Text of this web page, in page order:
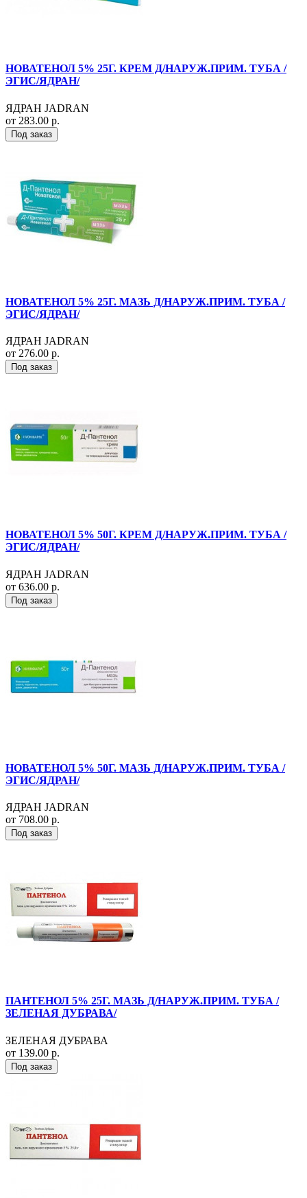
НОВАТЕНОЛ 5% 25Г. КРЕМ Д/НАРУЖ.ПРИМ. ТУБА /
ЭГИС/ЯДРАН/
ЯДРАН JADRAN
от 283.00 р.
Под заказ
НОВАТЕНОЛ 5% 25Г. МАЗЬ Д/НАРУЖ.ПРИМ. ТУБА /
ЭГИС/ЯДРАН/
ЯДРАН JADRAN
от 276.00 р.
Под заказ
НОВАТЕНОЛ 5% 50Г. КРЕМ Д/НАРУЖ.ПРИМ. ТУБА /
ЭГИС/ЯДРАН/
ЯДРАН JADRAN
от 636.00 р.
Под заказ
НОВАТЕНОЛ 5% 50Г. МАЗЬ Д/НАРУЖ.ПРИМ. ТУБА /
ЭГИС/ЯДРАН/
ЯДРАН JADRAN
от 708.00 р.
Под заказ
ПАНТЕНОЛ 5% 25Г. МАЗЬ Д/НАРУЖ.ПРИМ. ТУБА /
ЗЕЛЕНАЯ ДУБРАВА/
ЗЕЛЕНАЯ ДУБРАВА
от 139.00 р.
Под заказ